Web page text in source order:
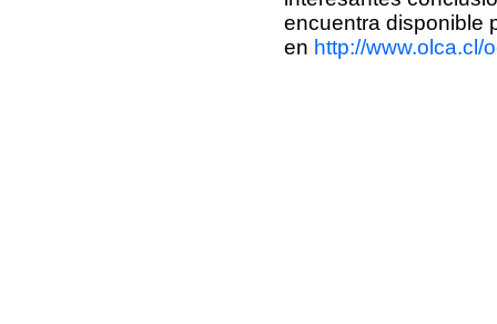
encuentra disponible
en http://www.olca.cl/